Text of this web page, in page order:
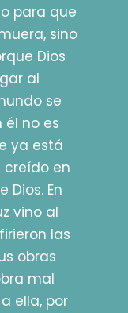
para que
sino
Dios
al
se
él no es
ya está
creído en
Dios. En
vino al
las
obras
mal
ella, por